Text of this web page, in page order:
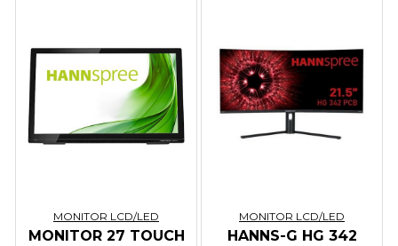
MONITOR LCD/LED
MONITOR 27 TOUCH
MONITOR LCD/LED
HANNS-G HG 342